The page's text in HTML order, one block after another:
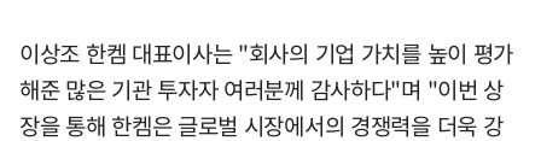
이상조 한켐 대표이사는 "회사의 기업 가치를 높이 평가
해준 많은 기관 투자자 여러분께 감사하다"며 "이번 상
장을 통해 한켐은 글로벌 시장에서의 경쟁력을 더욱 강